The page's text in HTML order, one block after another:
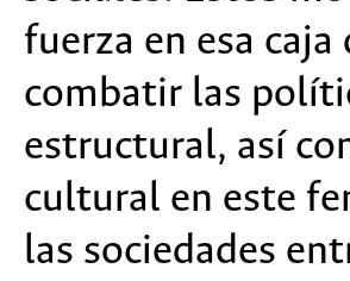
fuerza en esa
combatir las
estructural, así
cultural en este
las sociedades